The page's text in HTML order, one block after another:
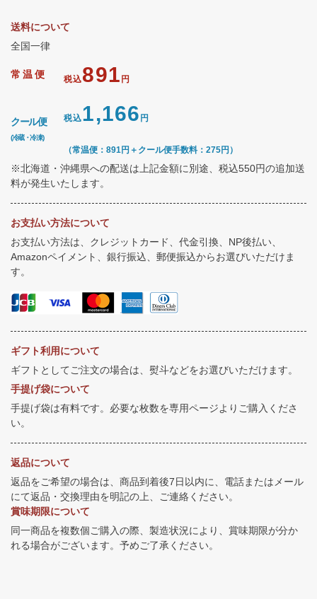
送料について
全国一律
常温便 税込891 円
クール便
(冷蔵・冷凍)
税込1,166 円
（常温便：891円＋クール便手数料：275円）
※北海道・沖縄県への配送は上記金額に別途、税込550円の追加送
料が発生いたします。
お支払い方法について
お支払い方法は、クレジットカード、代金引換、NP後払い、
Amazonペイメント、銀行振込、郵便振込からお選びいただけま
す。
ギフト利用について
ギフトとしてご注文の場合は、熨斗などをお選びいただけます。
手提げ袋について
手提げ袋は有料です。必要な枚数を専用ページよりご購入くださ
い。
返品について
返品をご希望の場合は、商品到着後7日以内に、電話またはメール
にて返品・交換理由を明記の上、ご連絡ください。
賞味期限について
同一商品を複数個ご購入の際、製造状況により、賞味期限が分か
れる場合がございます。予めご了承ください。